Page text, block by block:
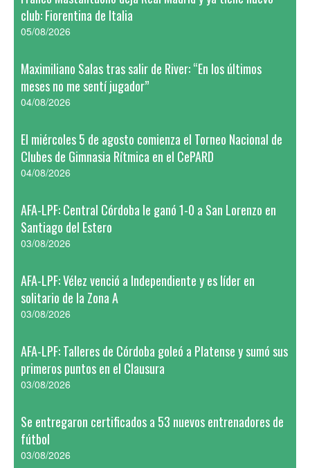
club: Fiorentina de Italia
05/08/2026
Maximiliano Salas tras salir de River: “En los últimos
meses no me sentí jugador”
04/08/2026
El miércoles 5 de agosto comienza el Torneo Nacional de
Clubes de Gimnasia Rítmica en el CePARD
04/08/2026
AFA-LPF: Central Córdoba le ganó 1-0 a San Lorenzo en
Santiago del Estero
03/08/2026
AFA-LPF: Vélez venció a Independiente y es líder en
solitario de la Zona A
03/08/2026
AFA-LPF: Talleres de Córdoba goleó a Platense y sumó sus
primeros puntos en el Clausura
03/08/2026
Se entregaron certificados a 53 nuevos entrenadores de
fútbol
03/08/2026